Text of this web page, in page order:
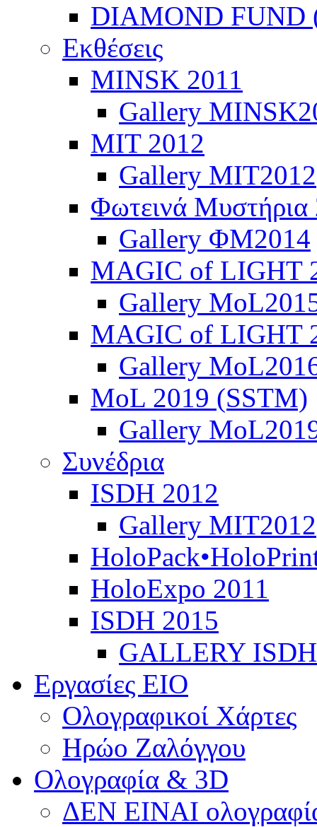
DIAMOND FUND
Εκθέσεις
ΜINSK 2011
Gallery
ΜIT 2012
Gallery MIT2012
Φωτεινά Μυστήρια
Gallery ΦΜ2014
MAGIC of LIGHT
Gallery
MAGIC of LIGHT
Gallery
MoL 2019 (SSTM)
Gallery
Συνέδρια
ISDH 2012
Gallery MIT2012
HoloExpo 2011
ISDH 2015
GALLERY
Εργασίες ΕΙΟ
Ολογραφικοί Χάρτες
Ηρώο Ζαλόγγου
Ολογραφία & 3D
ΔΕΝ ΕΙΝΑΙ